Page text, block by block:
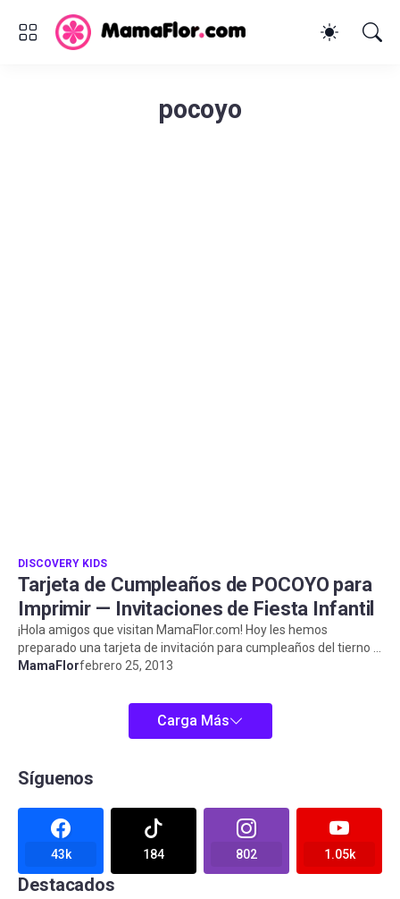
pocoyo
DISCOVERY KIDS
Tarjeta de Cumpleaños de POCOYO para
Imprimir — Invitaciones de Fiesta Infantil
¡Hola amigos que visitan MamaFlor.com! Hoy les hemos
preparado una tarjeta de invitación para cumpleaños del tierno y
siempre querido “ P...
MamaFlorfebrero 25, 2013
Carga Más
Síguenos
43k 184 802 1.05k
Destacados